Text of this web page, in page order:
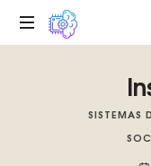
SISTEMAS